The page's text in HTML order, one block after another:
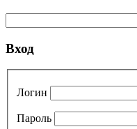
Вход
Логин
Пароль